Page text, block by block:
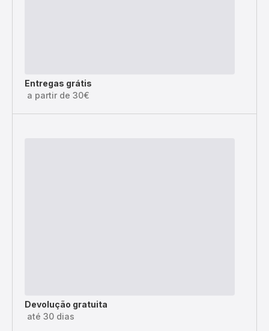
Entregas grátis
a partir de 30€
Devolução gratuita
até 30 dias